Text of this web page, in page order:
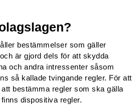
bestämmelser som gäller
är gjord dels för att skydda
och andra intressenter såsom
så kallade tvingande regler. För att
bestämma regler som ska gälla
dispositiva regler.